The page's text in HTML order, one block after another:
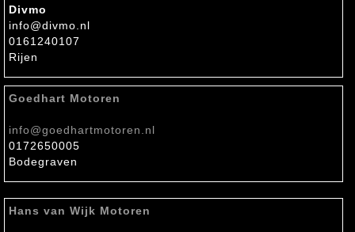
Divmo
info@divmo.nl
0161240107
Rijen
Goedhart Motoren
info@goedhartmotoren.nl
0172650005
Bodegraven
Hans van Wijk Motoren